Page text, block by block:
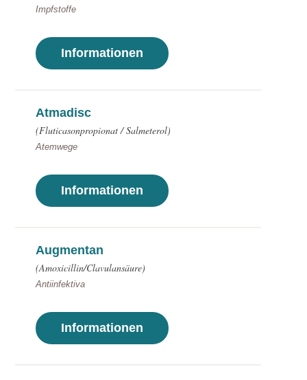
Impfstoffe
Informationen
Atmadisc
(Fluticasonpropionat / Salmeterol)
Atemwege
Informationen
Augmentan
(Amoxicillin/Clavulansäure)
Antiinfektiva
Informationen